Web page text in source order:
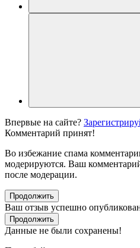
Впервые на сайте?
Комментарий принят!
Во избежание спама
модерируются. Ваш
после модерации.
Продолжить
Ваш отзыв успешно
Продолжить
Данные не были сохранены!